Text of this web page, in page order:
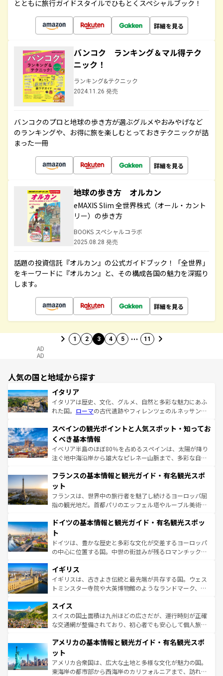
とともに旅行ガイドスタイルでひもとくスペシャルブック！
詳細を見る
バンコク ランキング＆マル得テク
ニック！
ランキング&テクニック
2024.11.26 発売
バンコクのプロと地球の歩き方が選ぶグルメやおみやげなど
のランキングや、お得に旅を楽しむとっておきテクニックが詰
まった一冊
詳細を見る
地球の歩き方 オルカン
eMAXIS Slim 全世界株式（オール・カント
リー）の歩き方
BOOKS スペシャルコラボ
2025.08.28 発売
話題の投資信託『オルカン』の公式ガイドブック！「全世界」
をキーワードに『オルカン』と、その構成各国の魅力を深掘り
します。
詳細を見る
1 2 3 4 5 … 11
AD
AD
人気の国と地域から探す
イタリア
イタリアは歴史、文化、グルメ、自然と多彩な魅力にあふ
れた国。 ローマの古代遺跡やフィレンツェのルネッサンス
ろん、トスカーナの美しい田園風景やアマルフィ海岸の絶
景など、自然景観も見逃せない。観光の合間には、本場の
ピザやパスタなど、絶品のイタリア料理を堪能することも
できる。朝目覚めてから夜眠るまで、すべての瞬間を楽し
なお、新着のイタリア情報はコンテンツ一覧を参照してほ
しい。
スペインの観光ポイントと人気スポット・知ってお
くべき基本情報
イベリア半島のほぼ80％を占めるスペインは、太陽が降り
注ぐ地中海沿岸から雄大なピレネー山脈まで、多彩な自然
文化が根付くこの国では、情熱的なフラメンコ、熱気あふ
れる闘牛、そして美味しいタパスが生活の一部となってい
る。首都マドリードの洗練された雰囲気や、バルセロナの
アートに溢れた街角から、地方では古代ローマ遺跡や中世
せる。地方によって風土や気候が異なるスペインはその個
ンテンツ一覧 を参照してほしい。
フランスの基本情報と観光ガイド・有名観光スポ
ット
フランスは、世界中の旅行者を魅了し続けるヨーロッパ屈
指の観光地だ。首都パリのエッフェル塔やルーブル美術館
で、幅広い魅力が詰まっている。華麗な宮殿、歴史的な大
聖堂、美しいビーチ、そして豊かな自然が、訪れる者を心
から魅了する。また、フランスは美食の国としても知ら
れ、フランス料理はユネスコ無形文化遺産にも登録されて
香り高いラベンダー畑など、多彩な楽しみ方が可能だ。さ
らに、パリ以外の地域にも魅力が溢れており、どの街角に
も豊かな歴史と文化が息づいている。パリ以外の個性あふ
を参照してほしい。
ドイツの基本情報と観光ガイド・有名観光スポッ
ト
ドイツは、豊かな歴史と多彩な文化が交差するヨーロッパ
の中心に位置する国。中世の街並みが残るロマンチック街
顔を持つこの国は、どこを歩いても飽きることがない。ベ
ルリンの文化的活気、バイエルン州のアルプスの絶景、そ
してライン川沿いのワイン畑といった風景は必見。ビール
は、お酒好きな人にはぜひ体験してほしい。 なお、新着の
ドイツ情報はコンテンツ一覧を参照してほしい。
イギリス
イギリスは、古きよき伝統と最先端が共存する国。ウェス
トミンスター寺院や大英博物館のようなランドマーク、歴
リアごとに異なる魅力がある。また、優雅なアフタヌーン
ティー、ビール好きにはたまらない英国パブ、サッカー観
戦など、本場だからこそできる体験も豊富。イギリスを旅
ンツ一覧を参照してほしい。
スイス
スイスの国土面積は九州ほどの広さだが、運行時刻が正確
な交通網が整備されており、初心者でも安心して個人旅行
の建物がそのまま残る町や、スイスならではのユニークな
博物館もあり、アルプス観光だけでなく町歩きも満喫する
ことができる。国民の所得が高いため物価も高いが、旅行
者向けの交通パス提供のサービスもあり、うまく活用すれ
アメリカの基本情報と観光ガイド・有名観光スポ
ット
アメリカ合衆国は、広大な土地と多様な文化が魅力の国。
東海岸の都市部から西海岸のカリフォルニアまで、訪れる